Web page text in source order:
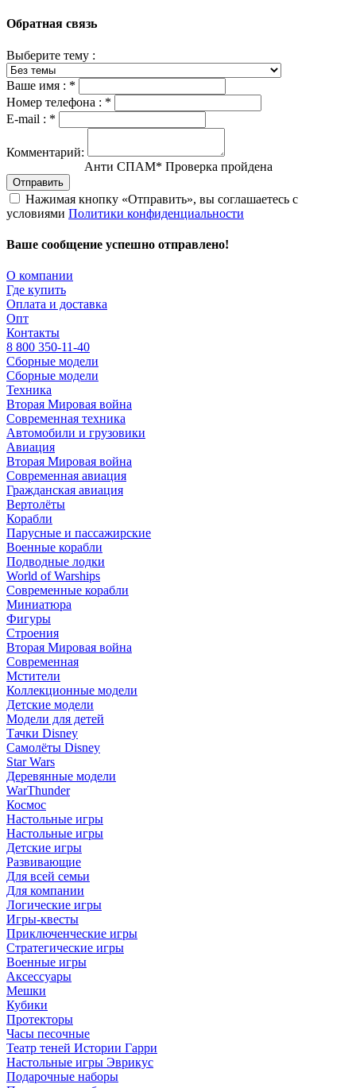
Обратная связь
Выберите тему :
Ваше имя : *
Номер телефона : *
E-mail : *
Комментарий:
Анти СПАМ* Проверка пройдена
Отправить
Нажимая кнопку «Отправить», вы соглашаетесь с
условиями Политики конфиденциальности
Ваше сообщение успешно отправлено!
О компании
Где купить
Оплата и доставка
Опт
Контакты
8 800 350-11-40
Сборные модели
Сборные модели
Техника
Вторая Мировая война
Современная техника
Автомобили и грузовики
Авиация
Вторая Мировая война
Современная авиация
Гражданская авиация
Вертолёты
Корабли
Парусные и пассажирские
Военные корабли
Подводные лодки
World of Warships
Современные корабли
Миниатюра
Фигуры
Строения
Вторая Мировая война
Современная
Мстители
Коллекционные модели
Детские модели
Модели для детей
Тачки Disney
Самолёты Disney
Star Wars
Деревянные модели
WarThunder
Космос
Настольные игры
Настольные игры
Детские игры
Развивающие
Для всей семьи
Для компании
Логические игры
Игры-квесты
Приключенческие игры
Стратегические игры
Военные игры
Аксессуары
Мешки
Кубики
Протекторы
Часы песочные
Театр теней Истории Гарри
Настольные игры Эврикус
Подарочные наборы